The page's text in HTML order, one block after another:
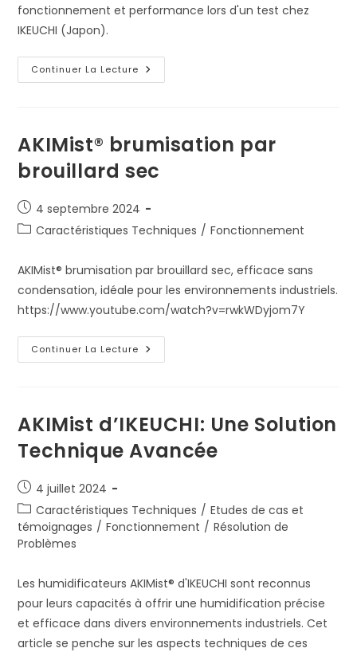
fonctionnement et performance lors d'un test chez
IKEUCHI (Japon).
Continuer La Lecture Test
Et
L’humidificateur
AKIMist®
AKIMist® brumisation par
brouillard sec
Publication
publiée :
4 septembre 2024
PostCaractéristiques Techniques / Fonctionnement
AKIMist® brumisation par brouillard sec, efficace sans
condensation, idéale pour les environnements industriels.
https://www.youtube.com/watch?v=rwkWDyjom7Y
Continuer La Lecture AKIMist®
Brumisation
AKIMist d’IKEUCHI: Une Solution
Technique Avancée
Publication
publiée :
4 juillet 2024
Post
category:
Caractéristiques Techniques / Etudes de cas et
témoignages / Fonctionnement / Résolution de
Problèmes
Les humidificateurs AKIMist® d'IKEUCHI sont reconnus
pour leurs capacités à offrir une humidification précise
et efficace dans divers environnements industriels. Cet
article se penche sur les aspects techniques de ces